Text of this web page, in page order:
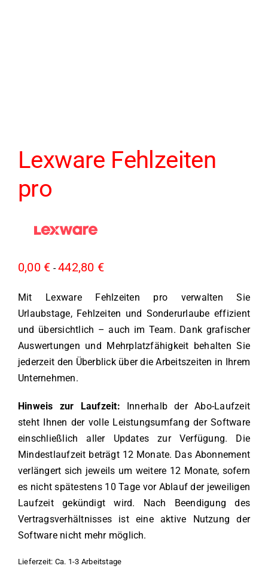
Lexware Fehlzeiten
pro
0,00 € -442,80 €
Mit Lexware Fehlzeiten pro verwalten Sie
Urlaubstage, Fehlzeiten und Sonderurlaube effizient
und übersichtlich – auch im Team. Dank grafischer
Auswertungen und Mehrplatzfähigkeit behalten Sie
jederzeit den Überblick über die Arbeitszeiten in Ihrem
Unternehmen.
Hinweis zur Laufzeit: Innerhalb der Abo-Laufzeit
steht Ihnen der volle Leistungsumfang der Software
einschließlich aller Updates zur Verfügung. Die
Mindestlaufzeit beträgt 12 Monate. Das Abonnement
verlängert sich jeweils um weitere 12 Monate, sofern
es nicht spätestens 10 Tage vor Ablauf der jeweiligen
Laufzeit gekündigt wird. Nach Beendigung des
Vertragsverhältnisses ist eine aktive Nutzung der
Software nicht mehr möglich.
Lieferzeit: Ca. 1-3 Arbeitstage